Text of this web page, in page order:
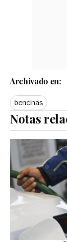
Archivado en:
bencinas
Notas